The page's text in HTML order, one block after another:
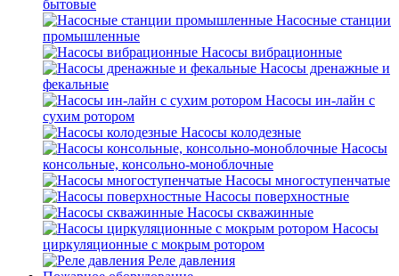
бытовые
Насосные станции
промышленные
Насосы вибрационные
Насосы дренажные и
фекальные
Насосы ин-лайн с
сухим ротором
Насосы колодезные
Насосы
консольные, консольно-моноблочные
Насосы многоступенчатые
Насосы поверхностные
Насосы скважинные
Насосы
циркуляционные с мокрым ротором
Реле давления